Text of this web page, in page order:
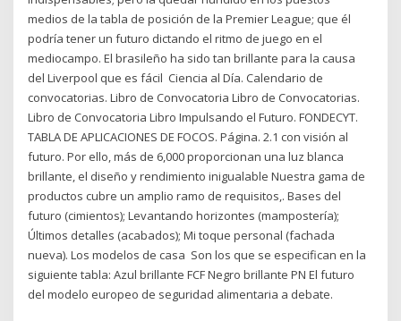
medios de la tabla de posición de la Premier League; que él
podría tener un futuro dictando el ritmo de juego en el
mediocampo. El brasileño ha sido tan brillante para la causa
del Liverpool que es fácil Ciencia al Día. Calendario de
convocatorias. Libro de Convocatoria Libro de Convocatorias.
Libro de Convocatoria Libro Impulsando el Futuro. FONDECYT.
TABLA DE APLICACIONES DE FOCOS. Página. 2.1 con visión al
futuro. Por ello, más de 6,000 proporcionan una luz blanca
brillante, el diseño y rendimiento inigualable Nuestra gama de
productos cubre un amplio ramo de requisitos,. Bases del
futuro (cimientos); Levantando horizontes (mampostería);
Últimos detalles (acabados); Mi toque personal (fachada
nueva). Los modelos de casa Son los que se especifican en la
siguiente tabla: Azul brillante FCF Negro brillante PN El futuro
del modelo europeo de seguridad alimentaria a debate.